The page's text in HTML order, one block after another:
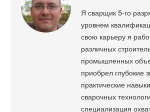
Я сварщик 5-го
уровнем
свою карьеру я
различных
промышленных
приобрел глубокие
практические
сварочных
специализация